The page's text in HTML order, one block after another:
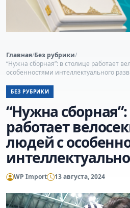
Главная/Без рубрики/
“Нужна сборная”: в столице работает
особенностями интеллектуального
БЕЗ РУБРИКИ
“Нужна
работает
людей с
WP Import 13 августа, 2024